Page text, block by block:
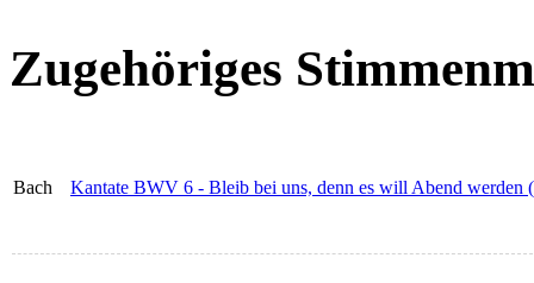
Zugehöriges
Bach Kantate BWV 6 - Bleib bei uns, denn es will Abend werden